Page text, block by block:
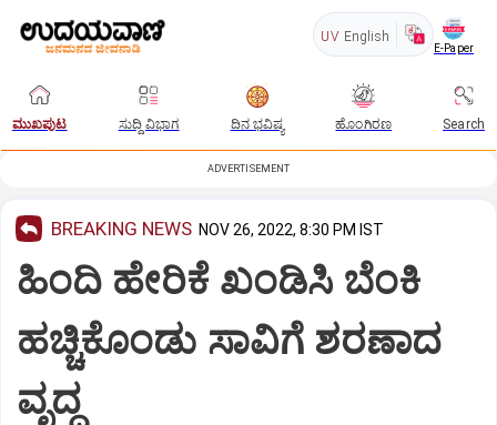
UV English
E-Paper
ಮುಖಪುಟ ಸುದ್ದಿ ವಿಭಾಗ ದಿನ ಭವಿಷ್ಯ ಹೊಂಗಿರಣ Search
ADVERTISEMENT
BREAKING NEWS NOV 26, 2022, 8:30 PM IST
ಹಿಂದಿ ಹೇರಿಕೆ ಖಂಡಿಸಿ ಬೆಂಕಿ
ಹಚ್ಚಿಕೊಂಡು ಸಾವಿಗೆ ಶರಣಾದ
ವೃದ್ಧ